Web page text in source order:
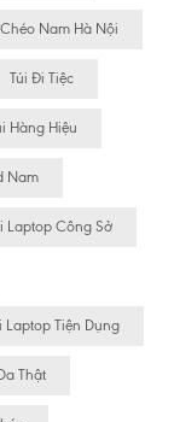
Nam Hà Nội
Túi Đi Tiệc
Hàng Hiệu
Nam
Laptop Công Sở
Laptop Tiện Dụng
Thật